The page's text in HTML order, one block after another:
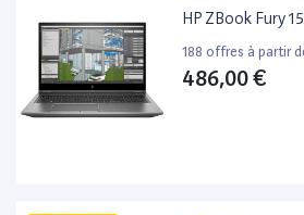
HP ZBook Fury
188 offres à partir
486,00 €